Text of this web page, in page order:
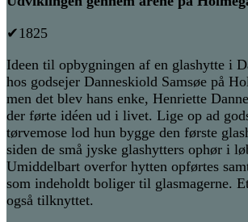
✔1825
Ideen til opbygningen af en glashytte i
hos godsejer Danneskiold Samsøe på
men det blev hans enke, Henriette
der førte idéen ud i livet. Lige op ad
tørvemose lod hun bygge den første
siden de små jyske glashytters ophør i
Umiddelbart overfor hytten opførtes
som indeholdt boliger til glasmagerne.
også tilknyttet.